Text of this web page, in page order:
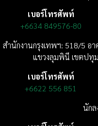
เบอร์โทรศัพท์
+6634 849576-80
สำนักงานกรุงเทพฯ: 518/5 อา
แขวงลุมพินี เขตปทุ
เบอร์โทรศัพท์
+6622 556 851
นัก